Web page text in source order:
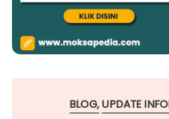
BLOG UPDATE